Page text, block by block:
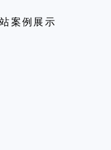
案例展示